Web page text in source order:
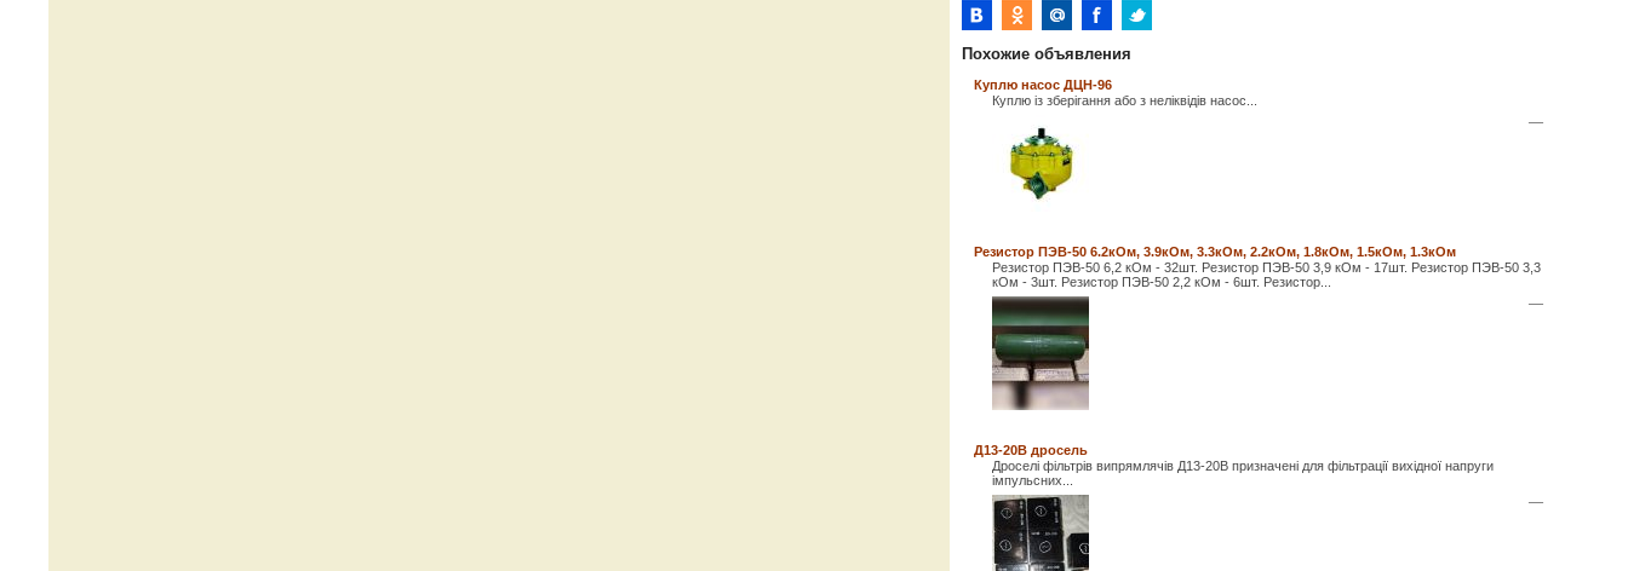
Похожие объявления
Куплю насос ДЦН-96
Куплю із зберігання або з неліквідів насос...
—
Резистор ПЭВ-50 6.2кОм, 3.9кОм, 3.3кОм, 2.2кОм, 1.8кОм, 1.5кОм, 1.3кОм
Резистор ПЭВ-50 6,2 кОм - 32шт. Резистор ПЭВ-50 3,9 кОм - 17шт. Резистор ПЭВ-50 3,3
кОм - 3шт. Резистор ПЭВ-50 2,2 кОм - 6шт. Резистор...
—
Д13-20В дросель
Дроселі фільтрів випрямлячів Д13-20В призначені для фільтрації вихідної напруги
імпульсних...
—